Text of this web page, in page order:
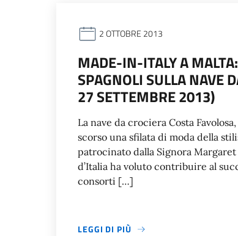
2 OTTOBRE 2013
MADE-IN-ITALY A
SPAGNOLI SULLA NAVE
27 SETTEMBRE 2013)
La nave da crociera Costa
scorso una sfilata di moda della
patrocinato dalla Signora Margaret
d’Italia ha voluto contribuire al
consorti […]
LEGGI DI PIÙ